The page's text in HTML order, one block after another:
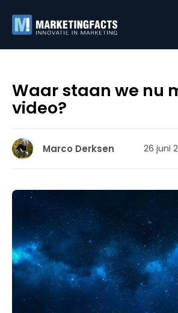
Waar staan we nu
video?
Marco Derksen 26 juni